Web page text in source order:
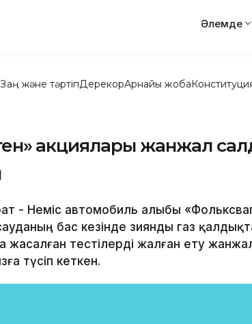
Әлемде
Заң және тәртіпДерекқорАрнайы жоба
акциялары жанжал
- Неміс автомобиль алыбы
бас кезінде зиянды газ
жасалған тестілерді жалған ету
түсіп кеткен.